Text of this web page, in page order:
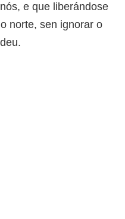
e que liberándose
norte, sen ignorar o